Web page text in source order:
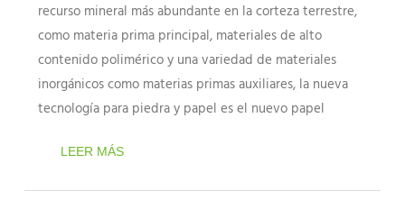
recurso mineral más abundante en la corteza terrestre,
como materia prima principal, materiales de alto
contenido polimérico y una variedad de materiales
inorgánicos como materias primas auxiliares, la nueva
tecnología para piedra y papel es el nuevo papel
LEER MÁS